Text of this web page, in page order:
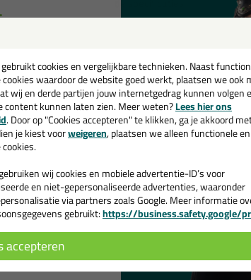
Wanneer gebruik je deze
Deze 2 compontenten lijm
materialen. Denk hierbij aan:
aardewerk, porselein, glas,
als in een combinatie van
Kenmerken
Snel
Universeel, geschikt
Temperatuurbestendig
Vullend
Waterbestendig
Chemicaliënbestendig
cookies en vergelijkbare technieken. Naast
waardoor de website goed werkt, plaatsen we ook
wij en derde partijen jouw internetgedrag kunnen volgen
content kunnen laten zien. Meer weten?Lees hier ons
. Door op "Cookies accepteren" te klikken, ga je akkoord
je kiest voorweigeren, plaatsen we alleen functionele en
wij cookies en mobiele advertentie-ID’s voor
en niet-gepersonaliseerde advertenties, waaronder
via partners zoals Google. Meer informatie
gebruikt:https://business.safety.google/
accepteren
💚
en ontvang een
je eerste bestelling!
›
cadeau